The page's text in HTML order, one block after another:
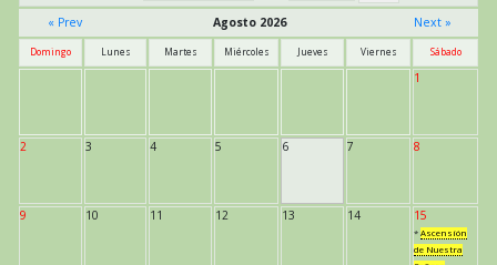
« Prev
Agosto 2026 Next »
Domingo Lunes Martes Miércoles Jueves Viernes Sábado
1
2 3 4 5 6 7 8
9 10 11 12 13 14 15
* Ascensión
de Nuestra